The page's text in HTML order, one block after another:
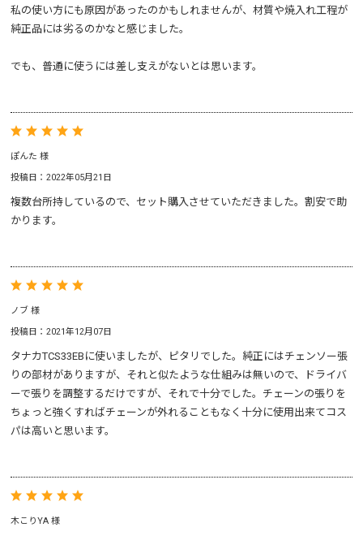
私の使い方にも原因があったのかもしれませんが、材質や焼入れ工程が
純正品には劣るのかなと感じました。
でも、普通に使うには差し支えがないとは思います。
ぽんた 様
投稿日：2022年05月21日
複数台所持しているので、セット購入させていただきました。割安で助
かります。
ノブ 様
投稿日：2021年12月07日
タナカTCS33EBに使いましたが、ピタリでした。純正にはチェンソー張
りの部材がありますが、それと似たような仕組みは無いので、ドライバ
ーで張りを調整するだけですが、それで十分でした。チェーンの張りを
ちょっと強くすればチェーンが外れることもなく十分に使用出来てコス
パは高いと思います。
木こりYA 様